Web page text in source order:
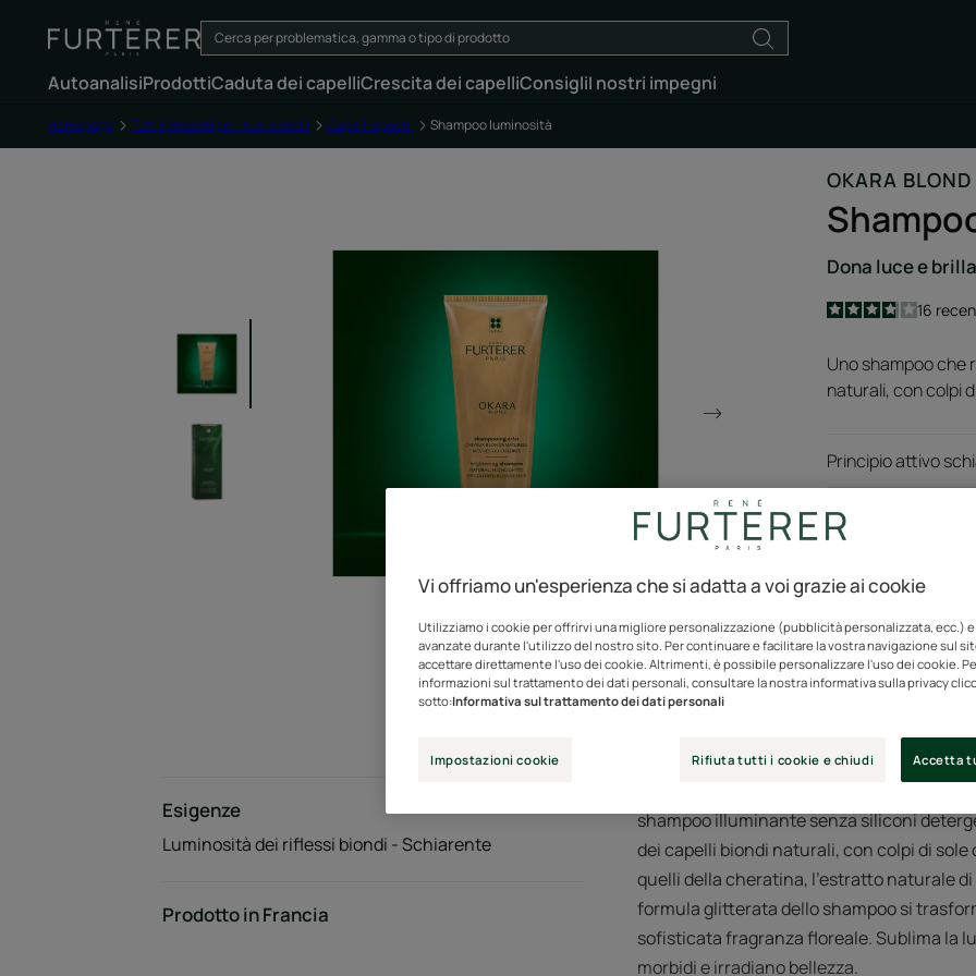
AutoanalisiProdottiCaduta dei capelliCrescita dei capelliConsigliI nostri impegni
Homepage Tutti i prodotti per i tuoi capelli Capelli opachi Shampoo luminosità
OKARA BLOND
Dona luce e
3.8
/5
16
Uno shampoo che
naturali, con colpi
Principio attivo
Senza siliconi.
Tubo Tubo
200ml
Punti
Esigenze
Luminosità dei riflessi biondi - Schiarente
Prodotto in Francia
Arricchito con il principio attivo di origine
shampoo illuminante senza siliconi
dei capelli biondi naturali, con colpi di
quelli della cheratina, l’estratto naturale
formula glitterata dello shampoo si
sofisticata fragranza floreale. Sublima la
morbidi e irradiano bellezza.
Vi offriamo un'esperienza che si adatta a voi grazie ai cookie
Utilizziamo i cookie per offrirvi una migliore personalizzazione (pubblicità personalizzata, ecc.)
avanzate durante l'utilizzo del nostro sito. Per continuare e facilitare la vostra navigazione sul
accettare direttamente l'uso dei cookie. Altrimenti, è possibile personalizzare l'uso dei cookie.
informazioni sul trattamento dei dati personali, consultare la nostra informativa sulla privacy
sotto:Informativa sul trattamento dei dati personali
Impostazioni cookie Rifiuta tutti i cookie e chiudi Accetta